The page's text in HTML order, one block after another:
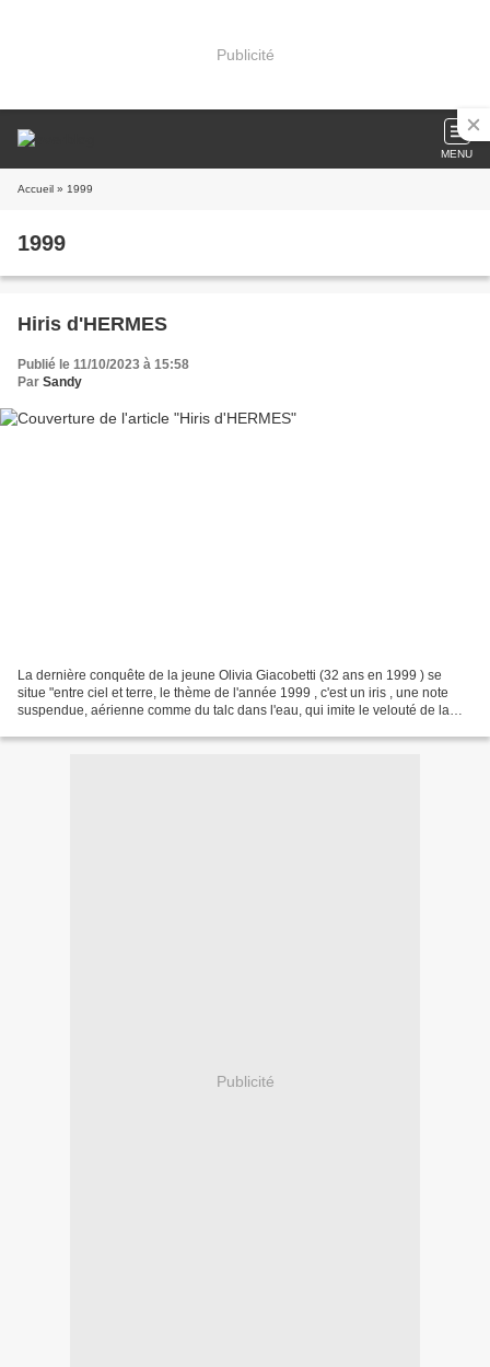
Publicité
MENU
Accueil » 1999
1999
Hiris d'HERMES
Publié le 11/10/2023 à 15:58
Par Sandy
La dernière conquête de la jeune Olivia Giacobetti (32 ans en 1999 ) se
situe "entre ciel et terre, le thème de l'année 1999 , c'est un iris , une note
suspendue, aérienne comme du talc dans l'eau, qui imite le velouté de la
Publicité